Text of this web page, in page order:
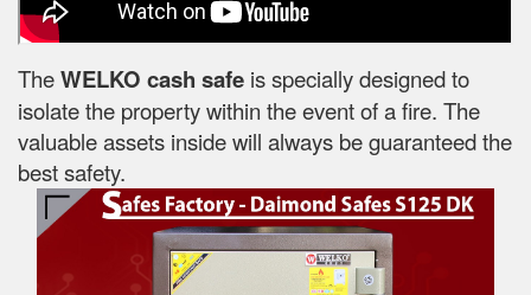
TheWELKO cash safe is specially designed to
isolate the property within the event of a fire. The
valuable assets inside will always be guaranteed the
best safety.